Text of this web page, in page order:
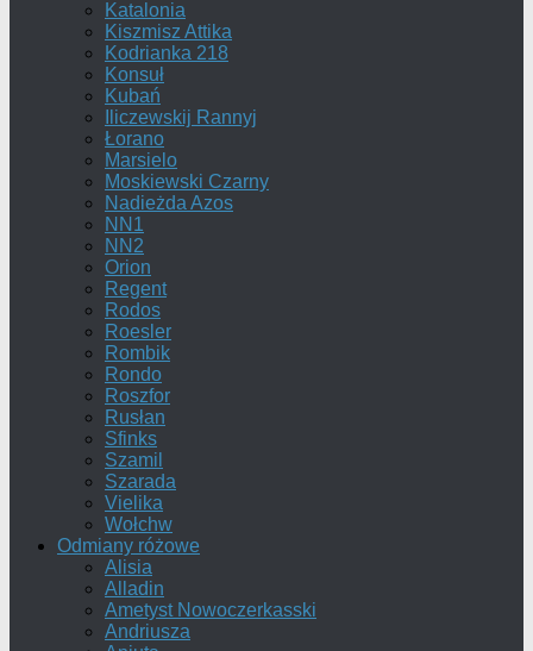
Katalonia
Kiszmisz Attika
Kodrianka 218
Konsuł
Kubań
Iliczewskij Rannyj
Łorano
Marsielo
Moskiewski Czarny
Nadieżda Azos
NN1
NN2
Orion
Regent
Rodos
Roesler
Rombik
Rondo
Roszfor
Rusłan
Sfinks
Szamil
Szarada
Vielika
Wołchw
Odmiany różowe
Alisia
Alladin
Ametyst Nowoczerkasski
Andriusza